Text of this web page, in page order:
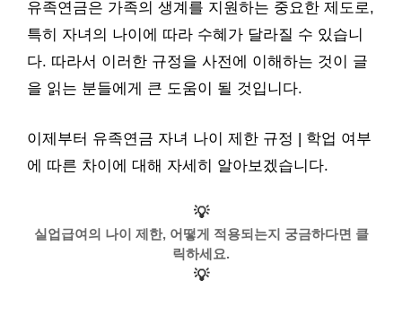
유족연금은 가족의 생계를 지원하는 중요한 제도로,
특히 자녀의 나이에 따라 수혜가 달라질 수 있습니
다. 따라서 이러한 규정을 사전에 이해하는 것이 글
을 읽는 분들에게 큰 도움이 될 것입니다.
이제부터 유족연금 자녀 나이 제한 규정 | 학업 여부
에 따른 차이에 대해 자세히 알아보겠습니다.
💡
실업급여의 나이 제한, 어떻게 적용되는지 궁금하다면 클
릭하세요.
💡